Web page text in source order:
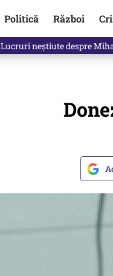
Politică Război
Lucruri neștiute despre